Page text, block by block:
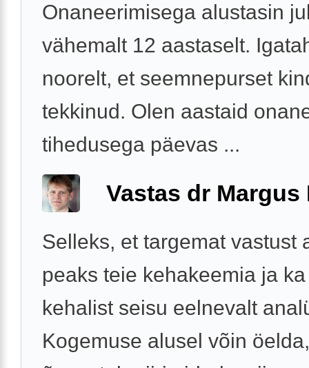
Onaneerimisega alustasin
vähemalt 12 aastaselt.
noorelt, et seemnepurset
tekkinud. Olen aastaid
tihedusega päevas ...
Vastas dr Margus
Selleks, et targemat vastust
peaks teie kehakeemia ja
kehalist seisu eelnevalt
Kogemuse alusel võin